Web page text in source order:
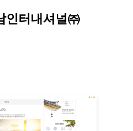
인터내셔널 ㈜